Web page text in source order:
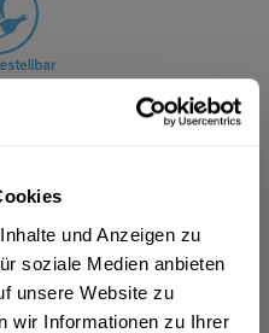
und Anzeigen zu
soziale Medien anbieten
unsere Website zu
wir Informationen zu Ihrer